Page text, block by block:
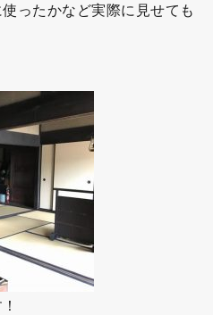
ったかなど実際に見せても